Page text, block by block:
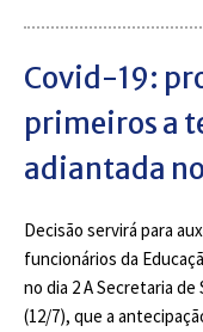
Covid-19:
primeiros a
adiantada
Decisão servirá para
funcionários da
no dia 2 A Secretaria
(12/7), que a